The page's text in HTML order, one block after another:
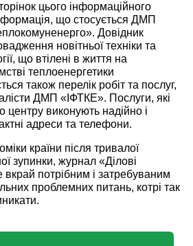
цього інформаційного
що стосується ДМП
Довідник
новітньої техніки та
що втілені в життя на
теплоенергетики
також перелік робіт та послуг,
ДМП «ІФТКЕ». Послуги, які
центру виконують надійно і
адреси та телефони.
країни після тривалої
зупинки, журнал «Ділові
вкрай потрібним і затребуваним
проблемних питань, котрі так